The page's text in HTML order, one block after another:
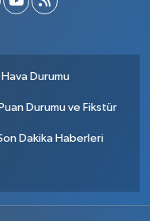
Hava Durumu
Puan Durumu ve Fikstür
Dakika Haberleri